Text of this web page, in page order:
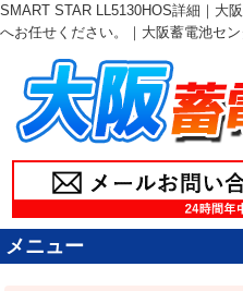
SMART STAR LL5130HOS詳細｜大
へお任せください。｜大阪蓄電池セン
メニュー